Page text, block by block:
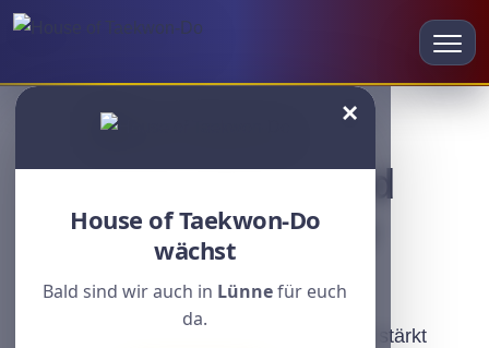
Taekwondo und
Kickboxen für
Jugendliche
–Ein Training, das Körper und Geist stärkt
×
House of Taekwon-Do
wächst
Bald sind wir auch in Lünnefür euch
da.